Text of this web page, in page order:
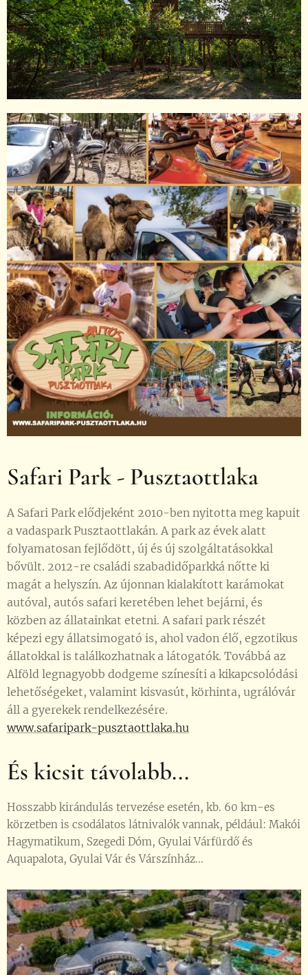
Safari Park - Pusztaottlaka
A Safari Park elődjeként 2010-ben nyitotta meg kapuit
a vadaspark Pusztaottlakán. A park az évek alatt
folyamatosan fejlődött, új és új szolgáltatásokkal
bővült. 2012-re családi szabadidőparkká nőtte ki
magát a helyszín. Az újonnan kialakított karámokat
autóval, autós safari keretében lehet bejárni, és
közben az állatainkat etetni. A safari park részét
képezi egy állatsimogató is, ahol vadon élő, egzotikus
állatokkal is találkozhatnak a látogatók. Továbbá az
Alföld legnagyobb dodgeme színesíti a kikapcsolódási
lehetőségeket, valamint kisvasút, körhinta, ugrálóvár
áll a gyerekek rendelkezésére.
www.safaripark-pusztaottlaka.hu
És kicsit távolabb...
Hosszabb kirándulás tervezése esetén, kb. 60 km-es
körzetben is csodálatos látnivalók vannak, például: Makói
Hagymatikum, Szegedi Dóm, Gyulai Várfürdő és
Aquapalota, Gyulai Vár és Várszínház...